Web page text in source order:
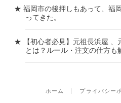
福岡市の後押しもあって、福
ってきた。
【初心者必見】元祖長浜屋
とは？ルール・注文の仕方も
ホーム プライバシー